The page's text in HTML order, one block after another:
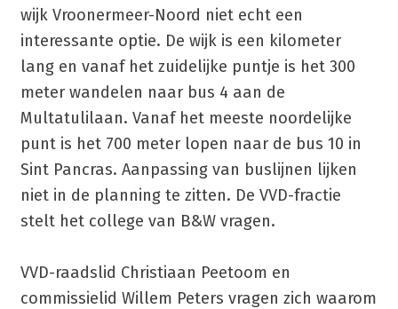
wijk Vroonermeer-Noord niet echt een
interessante optie. De wijk is een kilometer
lang en vanaf het zuidelijke puntje is het 300
meter wandelen naar bus 4 aan de
Multatulilaan. Vanaf het meeste noordelijke
punt is het 700 meter lopen naar de bus 10 in
Sint Pancras. Aanpassing van buslijnen lijken
niet in de planning te zitten. De VVD-fractie
stelt het college van B&W vragen.
VVD-raadslid Christiaan Peetoom en
commissielid Willem Peters vragen zich waarom